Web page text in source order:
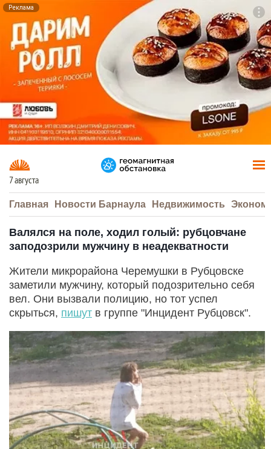
Реклама
7 августа
Главная Новости Барнаула Недвижимость
Валялся на поле, ходил голый: рубцовчане
заподозрили мужчину в неадекватности
Жители микрорайона Черемушки в Рубцовске
заметили мужчину, который подозрительно себя
вел. Они вызвали полицию, но тот успел
скрыться, пишут в группе "Инцидент Рубцовск".